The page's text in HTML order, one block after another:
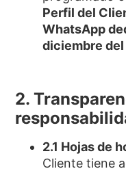
Perfil del
WhatsApp
diciembre
2.
2.1 Hojas de
Cliente tiene